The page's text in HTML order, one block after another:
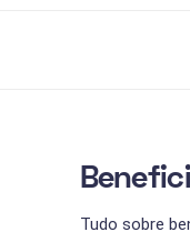
Tudo sobre